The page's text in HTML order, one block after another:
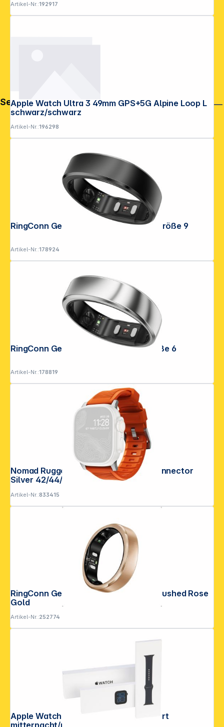
Artikel-Nr.:192917
Apple Watch Ultra 3 49mm GPS+5G Alpine Loop L
schwarz/schwarz
Artikel-Nr.:196298
RingConn Gen2 Smart Ring Schwarz Größe 9
Artikel-Nr.:178924
RingConn Gen2 Smart Ring Silber Größe 6
Artikel-Nr.:178819
Nomad Rugged Strap Ultra Orange Connector
Silver 42/44/45/49mm
Artikel-Nr.:833415
RingConn Gen3 Smart Ring Größe 9 Brushed Rose
Gold
Artikel-Nr.:252774
Apple Watch SE 3 40mm GPS S/M Sport
mitternacht/mitter S/M
Service
Folgen Sie uns auf